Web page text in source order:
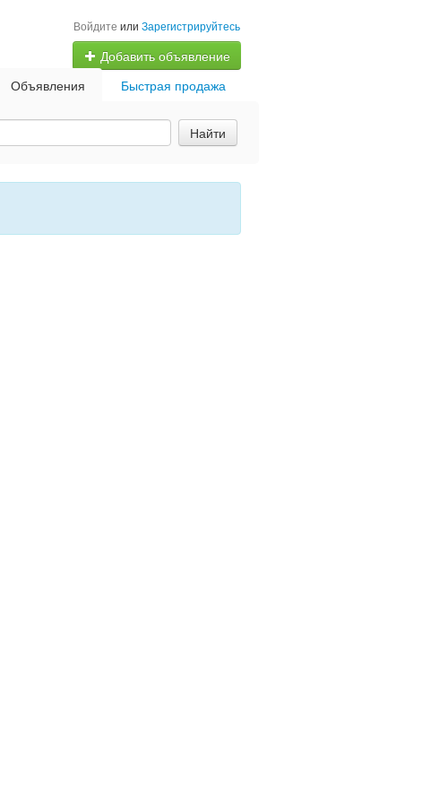
Войдите или Зарегистрируйтесь
Добавить объявление
Быстрая продажа
Объявления
Найти